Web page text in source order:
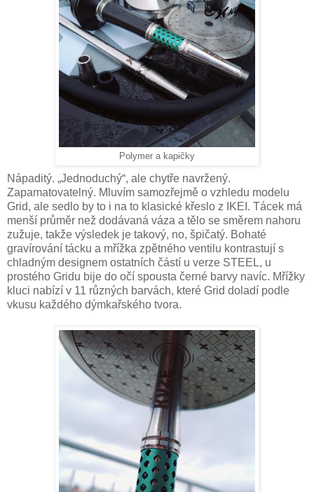
Polymer a kapičky
Nápaditý. „Jednoduchý“, ale chytře navržený.
Zapamatovatelný. Mluvím samozřejmě o vzhledu modelu
Grid, ale sedlo by to i na to klasické křeslo z IKEI. Tácek má
menší průměr než dodávaná váza a tělo se směrem nahoru
zužuje, takže výsledek je takový, no, špičatý. Bohaté
gravírování tácku a mřížka zpětného ventilu kontrastují s
chladným designem ostatních částí u verze STEEL, u
prostého Gridu bije do očí spousta černé barvy navíc. Mřížky
kluci nabízí v 11 různých barvách, které Grid doladí podle
vkusu každého dýmkařského tvora.